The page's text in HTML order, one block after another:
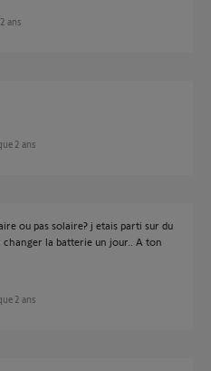
ans
2 ans
ou pas solaire? j etais parti sur du
la batterie un jour.. A ton
2 ans